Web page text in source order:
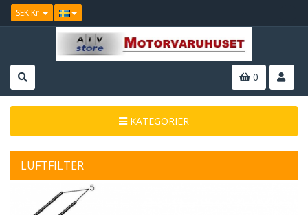
SEK Kr
0
KATEGORIER
LUFTFILTER